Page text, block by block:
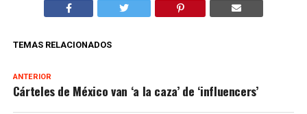
TEMAS RELACIONADOS
ANTERIOR
Cárteles de México van ‘a la caza’ de ‘influencers’